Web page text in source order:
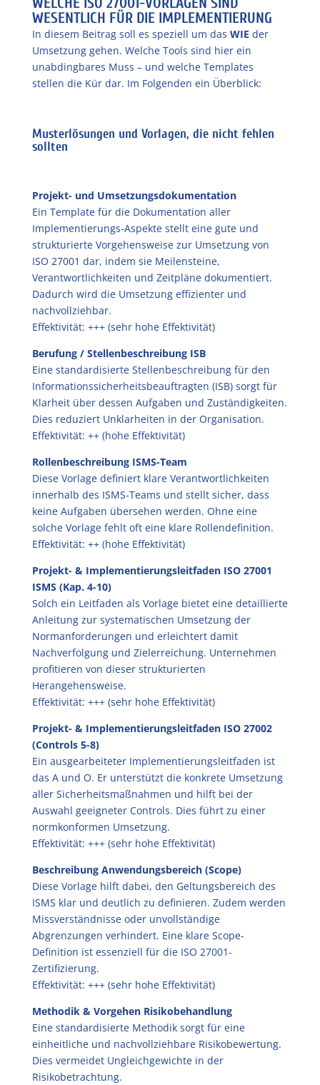
WESENTLICH FÜR DIE IMPLEMENTIERUNG
In diesem Beitrag soll es speziell um das WIE der
Umsetzung gehen. Welche Tools sind hier ein
unabdingbares Muss – und welche Templates
stellen die Kür dar. Im Folgenden ein Überblick:
Musterlösungen und Vorlagen, die nicht fehlen
sollten
Projekt- und Umsetzungsdokumentation
Ein Template für die Dokumentation aller
Implementierungs-Aspekte stellt eine gute und
strukturierte Vorgehensweise zur Umsetzung von
ISO 27001 dar, indem sie Meilensteine,
Verantwortlichkeiten und Zeitpläne dokumentiert.
Dadurch wird die Umsetzung effizienter und
nachvollziehbar.
Effektivität: +++ (sehr hohe Effektivität)
Berufung / Stellenbeschreibung ISB
Eine standardisierte Stellenbeschreibung für den
Informationssicherheitsbeauftragten (ISB) sorgt für
Klarheit über dessen Aufgaben und Zuständigkeiten.
Dies reduziert Unklarheiten in der Organisation.
Effektivität: ++ (hohe Effektivität)
Rollenbeschreibung ISMS-Team
Diese Vorlage definiert klare Verantwortlichkeiten
innerhalb des ISMS-Teams und stellt sicher, dass
keine Aufgaben übersehen werden. Ohne eine
solche Vorlage fehlt oft eine klare Rollendefinition.
Effektivität: ++ (hohe Effektivität)
Projekt- & Implementierungsleitfaden ISO 27001
ISMS (Kap. 4-10)
Solch ein Leitfaden als Vorlage bietet eine detaillierte
Anleitung zur systematischen Umsetzung der
Normanforderungen und erleichtert damit
Nachverfolgung und Zielerreichung. Unternehmen
profitieren von dieser strukturierten
Herangehensweise.
Effektivität: +++ (sehr hohe Effektivität)
Projekt- & Implementierungsleitfaden ISO 27002
(Controls 5-8)
Ein ausgearbeiteter Implementierungsleitfaden ist
das A und O. Er unterstützt die konkrete Umsetzung
aller Sicherheitsmaßnahmen und hilft bei der
Auswahl geeigneter Controls. Dies führt zu einer
normkonformen Umsetzung.
Effektivität: +++ (sehr hohe Effektivität)
Beschreibung Anwendungsbereich (Scope)
Diese Vorlage hilft dabei, den Geltungsbereich des
ISMS klar und deutlich zu definieren. Zudem werden
Missverständnisse oder unvollständige
Abgrenzungen verhindert. Eine klare Scope-
Definition ist essenziell für die ISO 27001-
Zertifizierung.
Effektivität: +++ (sehr hohe Effektivität)
Methodik & Vorgehen Risikobehandlung
Eine standardisierte Methodik sorgt für eine
einheitliche und nachvollziehbare Risikobewertung.
Dies vermeidet Ungleichgewichte in der
Risikobetrachtung.